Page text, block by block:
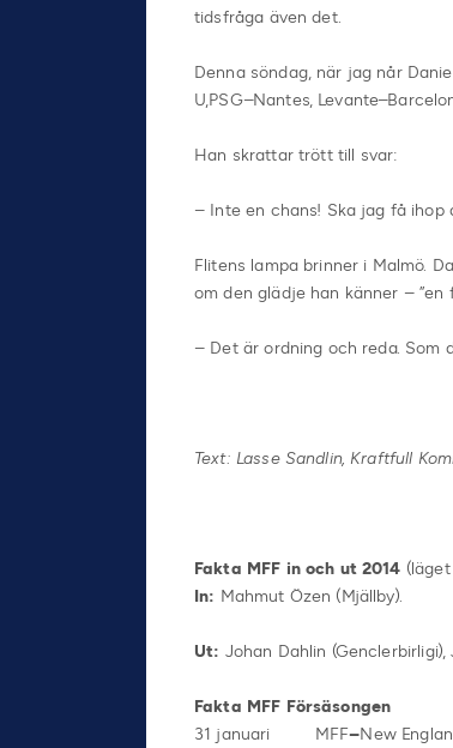
tidsfråga även det.
Denna söndag, när jag når
U,PSG–Nantes,
Han skrattar trött till svar:
– Inte en chans! Ska jag få
Flitens lampa brinner i Malmö.
om den glädje han känner –
– Det är ordning och reda. Som
Text: Lasse Sandlin, Kraftfull
Fakta MFF in och ut 2014 (läget
In: Mahmut Özen (Mjällby).
Ut: Johan Dahlin
Fakta MFF Försäsongen
31 januari MFF–New